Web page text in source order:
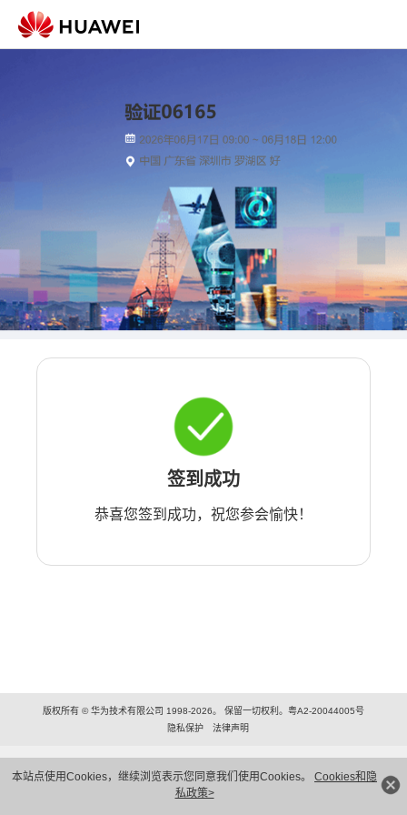
本站点使用Cookies，继续浏览表示您同意我们使用Cookies。 Cookies和隐
私政策>
签到成功
恭喜您签到成功，祝您参会愉快！
版权所有 © 华为技术有限公司 1998-2026。 保留一切权利。粤A2-20044005号
隐私保护
法律声明